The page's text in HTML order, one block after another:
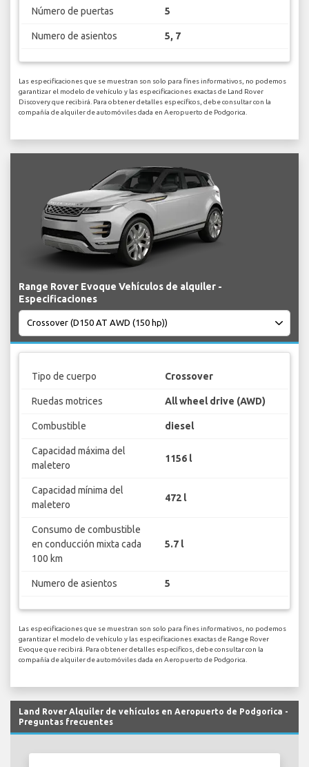
Número de puertas 5
Numero de asientos 5, 7
Las especificaciones que se muestran son solo para fines informativos, no podemos
garantizar el modelo de vehículo y las especificaciones exactas de Land Rover
Discovery que recibirá. Para obtener detalles específicos, debe consultar con la
compañía de alquiler de automóviles dada en Aeropuerto de Podgorica.
Range Rover Evoque Vehículos de alquiler -
Especificaciones
Tipo de cuerpo Crossover
Ruedas motrices All wheel drive (AWD)
Combustible diesel
Capacidad máxima del
maletero
1156 l
Capacidad mínima del
maletero
472 l
Consumo de combustible
en conducción mixta cada
100 km
5.7 l
Numero de asientos 5
Las especificaciones que se muestran son solo para fines informativos, no podemos
garantizar el modelo de vehículo y las especificaciones exactas de Range Rover
Evoque que recibirá. Para obtener detalles específicos, debe consultar con la
compañía de alquiler de automóviles dada en Aeropuerto de Podgorica.
Land Rover Alquiler de vehículos en Aeropuerto de Podgorica -
Preguntas frecuentes